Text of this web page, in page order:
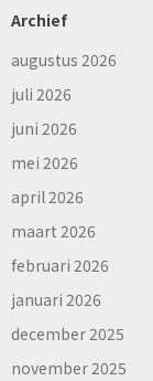
Archief
augustus 2026
juli 2026
juni 2026
mei 2026
april 2026
maart 2026
februari 2026
januari 2026
december 2025
november 2025